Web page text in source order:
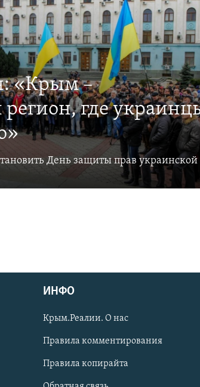
«Крым –
где
День защиты прав украинской
ИНФО
Крым.Реалии. О нас
Правила комментирования
Правила копирайта